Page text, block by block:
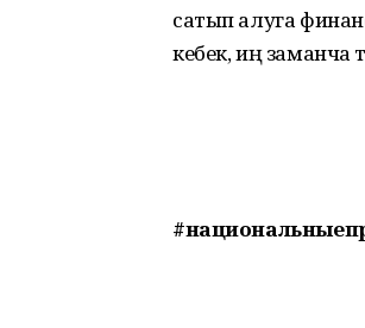
сатып алуга
кебек, иң заманча